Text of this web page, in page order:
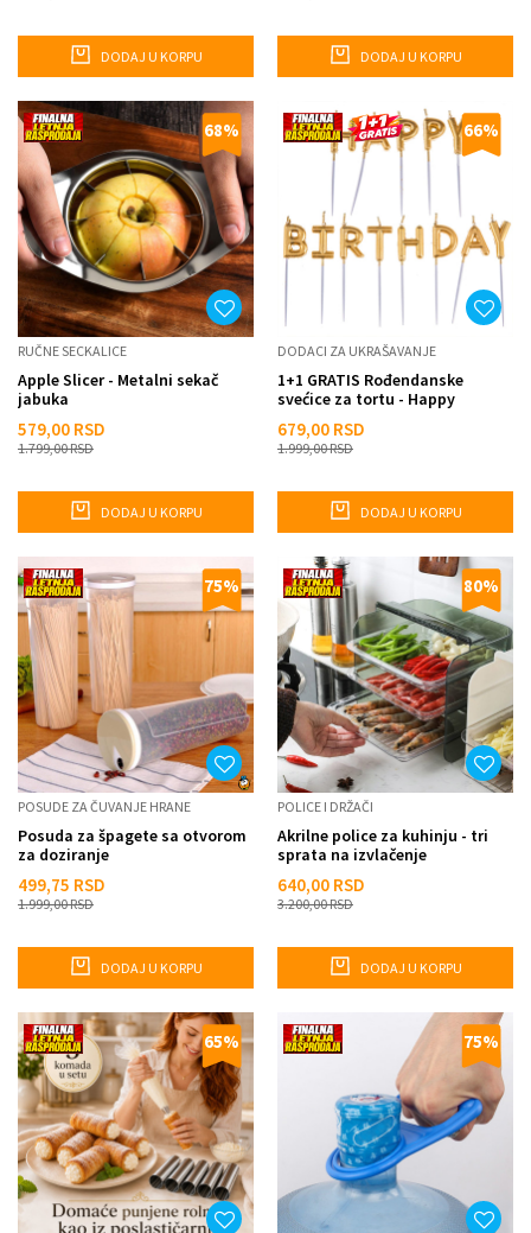
DODAJ U KORPU DODAJ U KORPU
68%
RUČNE SECKALICE
Apple Slicer - Metalni sekač
jabuka
579,00 RSD
1.799,00RSD
DODAJ U KORPU
66%
DODACI ZA UKRAŠAVANJE
1+1 GRATIS Rođendanske
svećice za tortu - Happy
679,00 RSD
1.999,00RSD
DODAJ U KORPU
75%
POSUDE ZA ČUVANJE HRANE
Posuda za špagete sa otvorom
za doziranje
499,75 RSD
1.999,00RSD
DODAJ U KORPU
80%
POLICE I DRŽAČI
Akrilne police za kuhinju - tri
sprata na izvlačenje
640,00 RSD
3.200,00RSD
DODAJ U KORPU
65% 75%